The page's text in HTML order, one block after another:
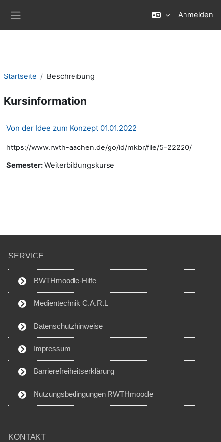
Anmelden
Startseite Beschreibung
Kursinformation
Von der Idee zum Konzept 01.01.2022
https://www.rwth-aachen.de/go/id/mkbr/file/5-22220/
Semester:Weiterbildungskurse
SERVICE
RWTHmoodle-Hilfe
Medientechnik C.A.R.L
Datenschutzhinweise
Impressum
Barrierefreiheitserklärung
Nutzungsbedingungen RWTHmoodle
KONTAKT